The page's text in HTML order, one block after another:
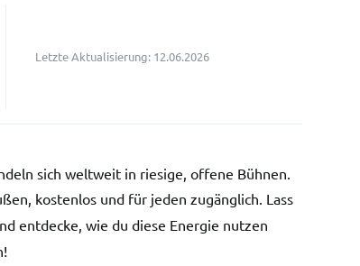
Letzte Aktualisierung: 12.06.2026
sich weltweit in riesige, offene Bühnen.
kostenlos und für jeden zugänglich. Lass
entdecke, wie du diese Energie nutzen